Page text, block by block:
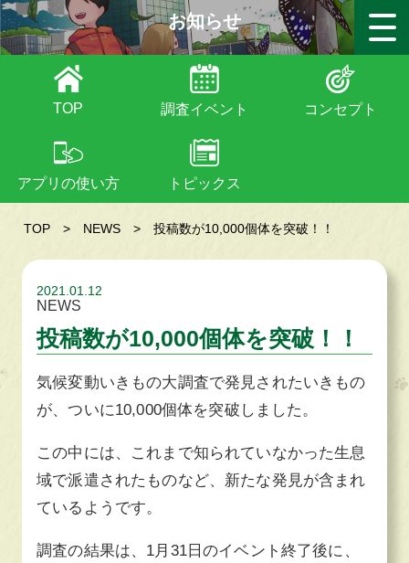
お知らせ
TOP 調査イベント コンセプト
アプリの使い方 トピックス
TOP > NEWS > 投稿数が10,000個体を突破！！
2021.01.12
NEWS
投稿数が10,000個体を突破！！
気候変動いきもの大調査で発見されたいきもの
が、ついに10,000個体を突破しました。
この中には、これまで知られていなかった生息
域で派遣されたものなど、新たな発見が含まれ
ているようです。
調査の結果は、1月31日のイベント終了後に、